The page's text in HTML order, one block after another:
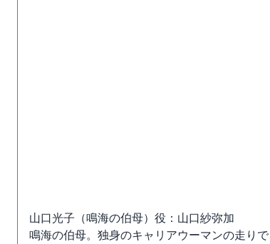
山口光子（鳴海の伯母）役：山口紗弥加
鳴海の伯母。独身のキャリアウーマンの走り